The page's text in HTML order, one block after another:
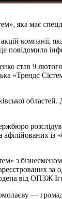
яка має
компанії,
повідомило
став 9
«Трендс
з
від ОПЗЖ
—